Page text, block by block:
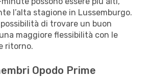
l’alta stagione in Lussemburgo.
di trovare un buon
maggiore flessibilità con le
ritorno.
Opodo Prime